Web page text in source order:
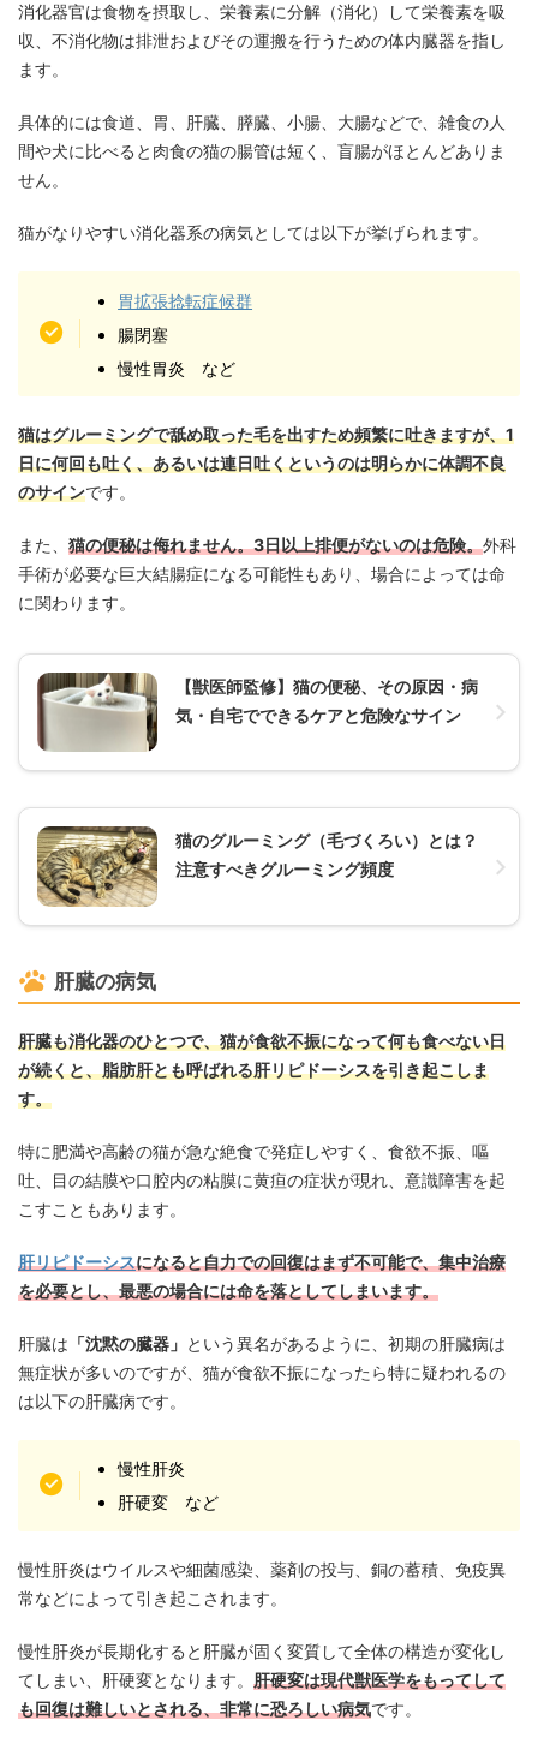
消化器官は食物を摂取し、栄養素に分解（消化）して栄養素を吸
収、不消化物は排泄およびその運搬を行うための体内臓器を指し
ます。
具体的には食道、胃、肝臓、膵臓、小腸、大腸などで、雑食の人
間や犬に比べると肉食の猫の腸管は短く、盲腸がほとんどありま
せん。
猫がなりやすい消化器系の病気としては以下が挙げられます。
胃拡張捻転症候群
腸閉塞
慢性胃炎 など
猫はグルーミングで舐め取った毛を出すため頻繁に吐きますが、1
日に何回も吐く、あるいは連日吐くというのは明らかに体調不良
のサインです。
また、 猫の便秘は侮れません。3日以上排便がないのは危険。外科
手術が必要な巨大結腸症になる可能性もあり、場合によっては命
に関わります。
【獣医師監修】猫の便秘、その原因・病
気・自宅でできるケアと危険なサイン
猫のグルーミング（毛づくろい）とは？
注意すべきグルーミング頻度
肝臓の病気
肝臓も消化器のひとつで、猫が食欲不振になって何も食べない日
が続くと、脂肪肝とも呼ばれる肝リピドーシスを引き起こしま
す。
特に肥満や高齢の猫が急な絶食で発症しやすく、食欲不振、嘔
吐、目の結膜や口腔内の粘膜に黄疸の症状が現れ、意識障害を起
こすこともあります。
肝リピドーシスになると自力での回復はまず不可能で、集中治療
を必要とし、最悪の場合には命を落としてしまいます。
肝臓は 「沈黙の臓器」 という異名があるように、初期の肝臓病は
無症状が多いのですが、猫が食欲不振になったら特に疑われるの
は以下の肝臓病です。
慢性肝炎
肝硬変 など
慢性肝炎はウイルスや細菌感染、薬剤の投与、銅の蓄積、免疫異
常などによって引き起こされます。
慢性肝炎が長期化すると肝臓が固く変質して全体の構造が変化し
てしまい、肝硬変となります。 肝硬変は現代獣医学をもってして
も回復は難しいとされる、非常に恐ろしい病気です。